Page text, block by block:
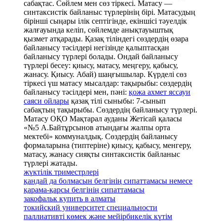
сабақтас. Сөйлем мен сөз тіркесі. Матасу —
синтаксистік байланыс түрлерінің бірі. Матасудың
бірінші сыңары ілік септігінде, екіншісі тәуелдік
жалғауында келіп, сөйлемде анықтауыштық
қызмет атқарады. Қазақ тіліндегі сөздердің өзара
байланысу тәсілдері негізінде қалыптасқан
байланысу түрлері болады. Ондай байланысу
түрлері бесеу: қиысу, матасу, меңгеру, қабысу,
жанасу. Қиысу. Абай) шаңғышылар. Күрделі сөз
тіркесі үш матасу мысалдар: тақырыбы: сөздердің
байланысу тәсілдері мен, пәні: қожа ахмет яссауи
саяси ойлары қазақ тілі сыныбы: 7-сынып
сабақтың тақырыбы. Сөздердің байланысу түрлері.
Матасу ОҚО Мақтарал ауданы Жетісай қаласы
«№5 А.Байтұрсынов атындағы жалпы орта
мектебі» коммуналдық. Сөздердің байланысу
формаларына (типтеріне) қиысу, қабысу, менгеру,
матасу, жанасу сияқты синтаксистік байланыс
түрлері жатады.
жүктілік триместрлері
қандай да болмасын белгінің сипаттамасы немесе
қарама-қарсы белгінің сипаттамасы
закофальк купить в алматы
токийский университет специальности
паллиативті көмек және мейірбикелік күтім